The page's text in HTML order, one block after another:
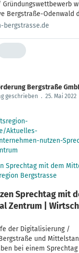
Bergstraße-Odenwald
am Projekt Beteiligten
bergstrasse.de
Bergstraße
geschrieben . 25. Mai 2022
Aktuelles-
nutzen-
Sprechtag mit
Zentrum |
der Digitalisierung /
und
bei einem Sprechtag